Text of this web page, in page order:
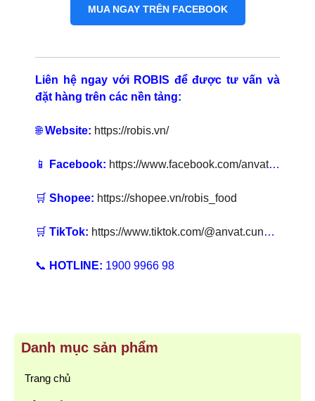
MUA NGAY TRÊN FACEBOOK
Liên hệ ngay với ROBIS để được tư vấn và
đặt hàng trên các nền tảng:
🌐Website: https://robis.vn/
📱 Facebook: https://www.facebook.com/anvatcungrobis
🛒 Shopee: https://shopee.vn/robis_food
🛒 TikTok: https://www.tiktok.com/@anvat.cungrobis
📞 HOTLINE: 1900 9966 98
Danh mục sản phẩm
Trang chủ